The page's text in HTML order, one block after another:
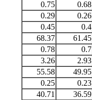
0.68
0.75
0.26
0.29
0.4
0.45
61.45
68.37
0.7
0.78
2.93
3.26
49.95
55.58
0.23
0.25
36.59
40.71